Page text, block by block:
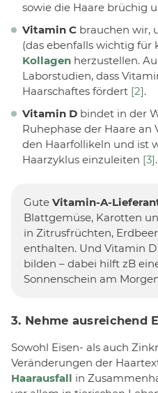
sowie die Haare brüchig
Vitamin C brauchen wir,
(das ebenfalls wichtig für
Kollagen herzustellen.
Laborstudien, dass
Haarschaftes fördert [2].
Vitamin D bindet in der
Ruhephase der Haare
den Haarfollikeln und ist
Haarzyklus einzuleiten [3].
Gute Vitamin-A-
Blattgemüse, Karotten
in Zitrusfrüchten,
enthalten. Und Vitamin
bilden – dabei hilft zB
Sonnenschein am
3. Nehme ausreichend
Sowohl Eisen- als auch
Veränderungen der
Haarausfall in